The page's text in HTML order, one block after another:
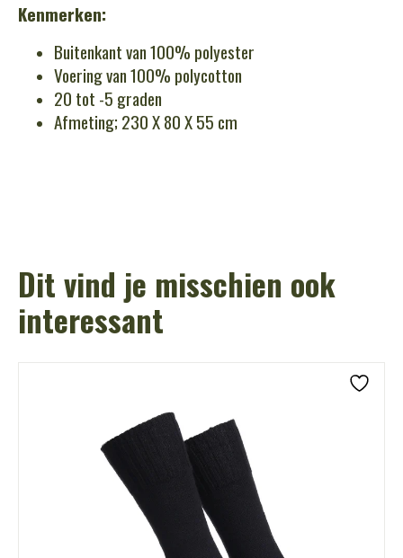
Kenmerken:
Buitenkant van 100% polyester
Voering van 100% polycotton
20 tot -5 graden
Afmeting; 230 X 80 X 55 cm
Dit vind je misschien ook
interessant